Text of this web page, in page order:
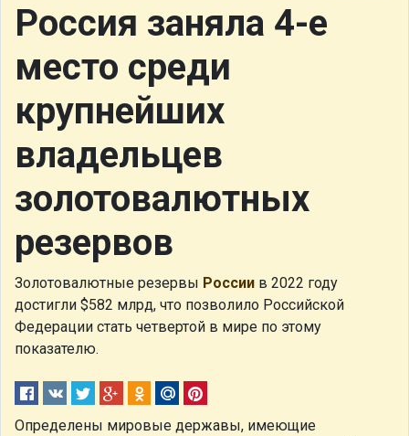
Россия заняла 4-е
место среди
крупнейших
владельцев
золотовалютных
резервов
Золотовалютные резервы России в 2022 году
достигли $582 млрд, что позволило Российской
Федерации стать четвертой в мире по этому
показателю.
Определены мировые державы, имеющие